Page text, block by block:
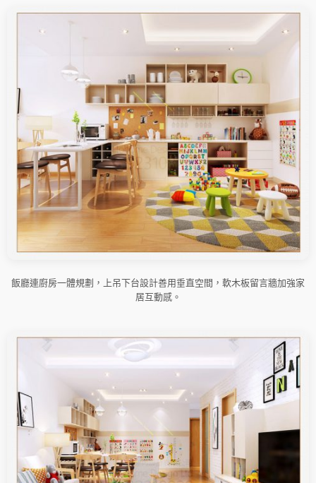
飯廳連廚房一體規劃，上吊下台設計善用垂直空間，軟木板留言牆加強家
居互動感。